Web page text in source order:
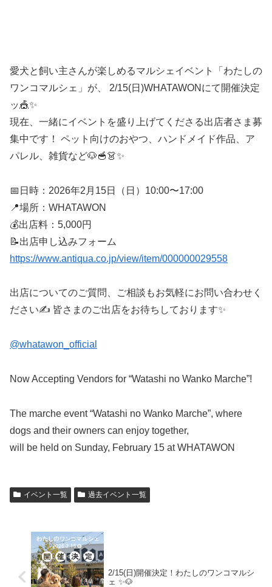
愛犬と飼い主さんが楽しめるマルシェイベント「わたしの
ワンコマルシェ」が、 2/15(日)WHATAWONにて開催決定
ッ🎪✨
現在、一緒にイベントを盛り上げてくださる出店者さま募
集中です！ ペット向けのおやつ、ハンドメイド作品、ア
パレル、雑貨など🐶🥣👗✨
📅日時：2026年2月15日（日）10:00〜17:00
📍場所：WHATAWON
💰出店料：5,000円
📝出店申し込みフォーム
https://www.antiqua.co.jp/view/item/000000029558
出店についてのご質問、ご相談もお気軽にお問い合わせく
ださい✍️ 皆さまのご出店をお待ちしております✨
@whatawon_official
Now Accepting Vendors for “Watashi no Wanko Marche”!
The marche event “Watashi no Wanko Marche”, where
dogs and their owners can enjoy together,
will be held on Sunday, February 15 at WHATAWON
イベント一覧 過去イベント一覧
2/15(日)開催決定！わたしのワンコマルシ
ェ ✨🐶